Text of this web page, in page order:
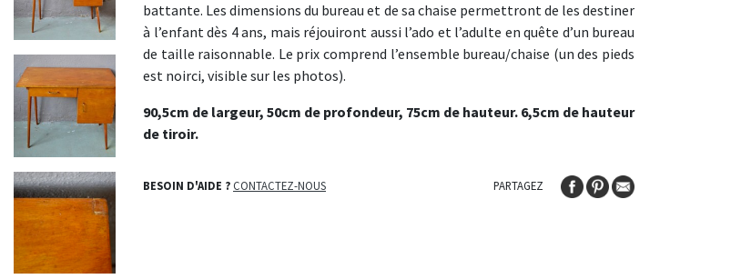
battante. Les dimensions du bureau et de sa chaise permettront de les destiner
à l’enfant dès 4 ans, mais réjouiront aussi l’ado et l’adulte en quête d’un bureau
de taille raisonnable. Le prix comprend l’ensemble bureau/chaise (un des pieds
est noirci, visible sur les photos).
90,5cm de largeur, 50cm de profondeur, 75cm de hauteur. 6,5cm de hauteur
de tiroir.
BESOIN D'AIDE ?CONTACTEZ-NOUS PARTAGEZ